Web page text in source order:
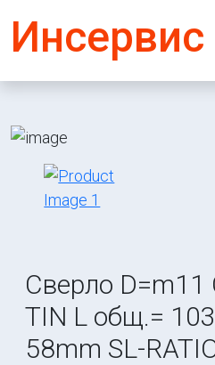
Инсервис
Сверло D=m11
TIN L общ.=
58mm SL-